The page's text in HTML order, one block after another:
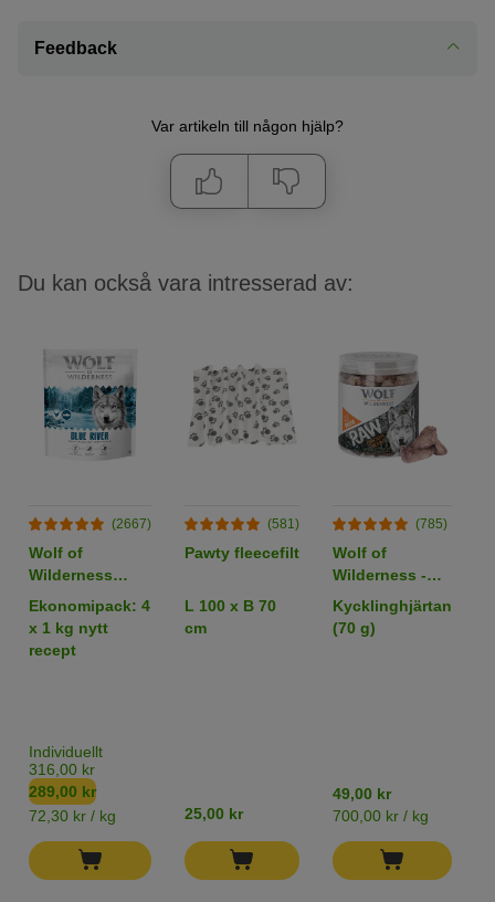
Feedback
Var artikeln till någon hjälp?
Du kan också vara intresserad av:
(2667)
Wolf of
Wilderness
Adult "Blue
River" Lax
(Bästsäljare)
Ekonomipack: 4
x 1 kg nytt
recept
Individuellt
316,00 kr
289,00 kr
72,30 kr / kg
(581)
Pawty fleecefilt
L 100 x B 70
cm
25,00 kr
(785)
Wolf of
Wilderness -
RAW Snacks
Kycklinghjärtan
(70 g)
49,00 kr
700,00 kr / kg